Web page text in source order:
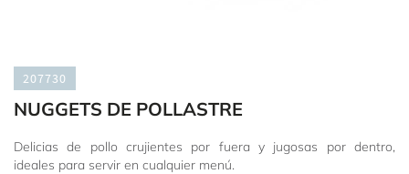
207730
NUGGETS DE POLLASTRE
Delicias de pollo crujientes por fuera y jugosas por dentro,
ideales para servir en cualquier menú.